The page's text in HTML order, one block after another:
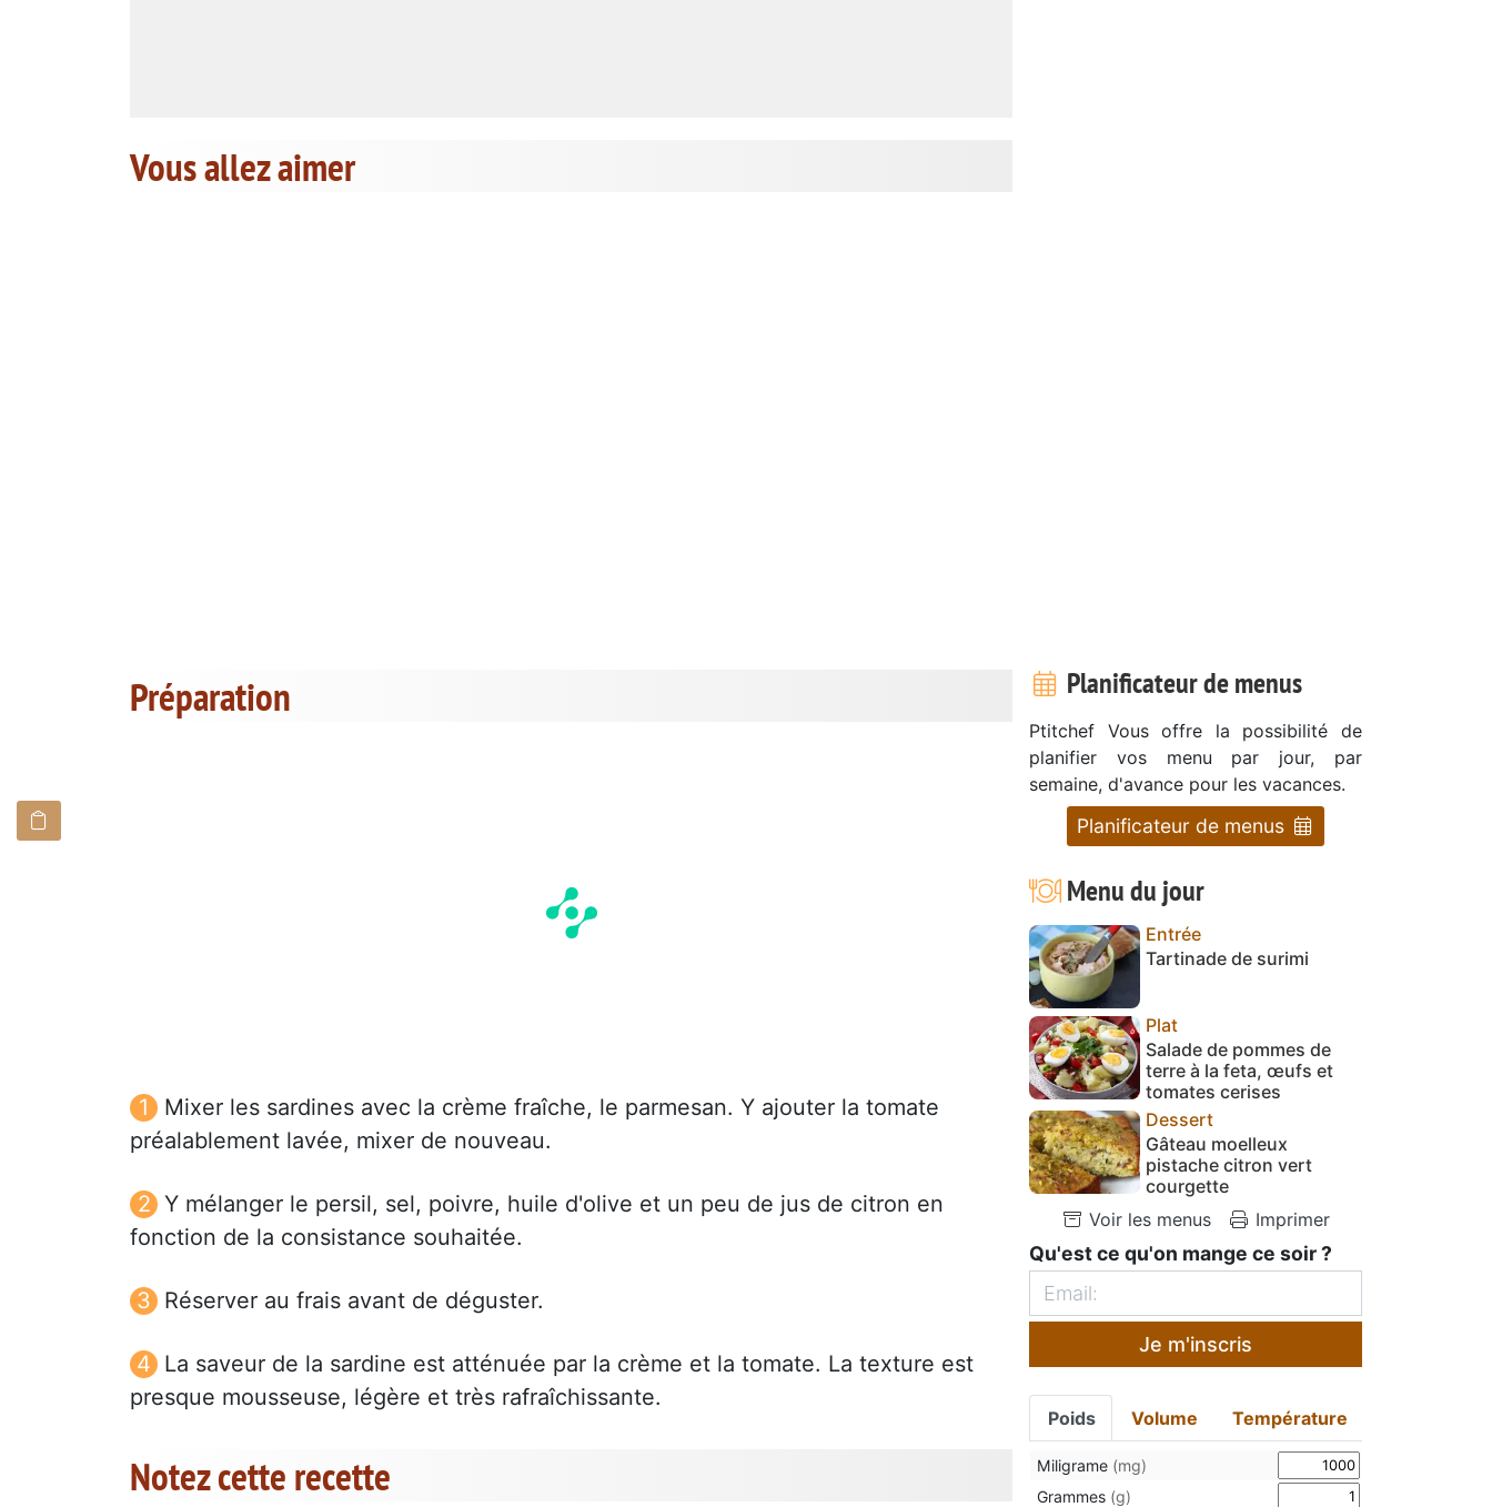
Vous allez aimer
Préparation
Mixer les sardines avec la crème fraîche, le parmesan. Y ajouter la tomate
préalablement lavée, mixer de nouveau.
Y mélanger le persil, sel, poivre, huile d'olive et un peu de jus de citron en
fonction de la consistance souhaitée.
Réserver au frais avant de déguster.
La saveur de la sardine est atténuée par la crème et la tomate. La texture est
presque mousseuse, légère et très rafraîchissante.
Notez cette recette
Planificateur de menus
Ptitchef Vous offre la possibilité de
planifier vos menu par jour, par
semaine, d'avance pour les vacances.
Planificateur de menus
Menu du jour
Entrée
Tartinade de surimi
Plat
Salade de pommes de
terre à la feta, œufs et
tomates cerises
Dessert
Gâteau moelleux
pistache citron vert
courgette
Voir les menus
Imprimer
Qu'est ce qu'on mange ce soir ?
Je m'inscris
Poids Volume Température
Miligrame (mg)
Grammes (g)